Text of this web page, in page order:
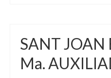
SANT JOAN
Ma.